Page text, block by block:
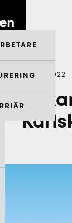
APRIL 2022